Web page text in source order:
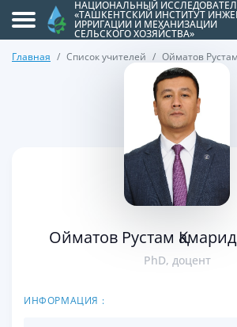
НАЦИОНАЛЬНЫЙ
«ТАШКЕНТСКИЙ ИНСТИТУТ
ИРРИГАЦИИ И МЕХАНИЗАЦИИ
СЕЛЬСКОГО ХОЗЯЙСТВА»
Главная Список учителей Ойматов
Ойматов Рустам
PhD, доцент
ИНФОРМАЦИЯ :